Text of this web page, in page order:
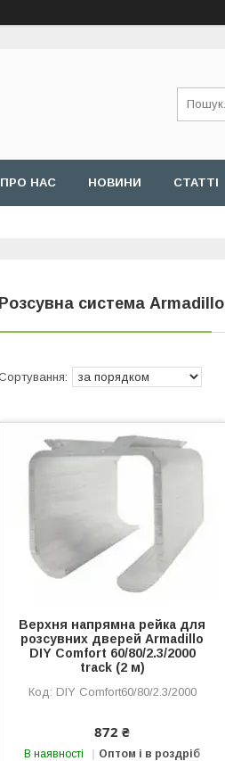
ПРО НАС НОВИНИ СТАТТІ
Розсувна система Armadillo
Верхня напрямна рейка для
розсувних дверей Armadillo
DIY Comfort 60/80/2.3/2000
track (2 м)
DIY Comfort60/80/2.3/2000
872 ₴
В наявності Оптом і в роздріб